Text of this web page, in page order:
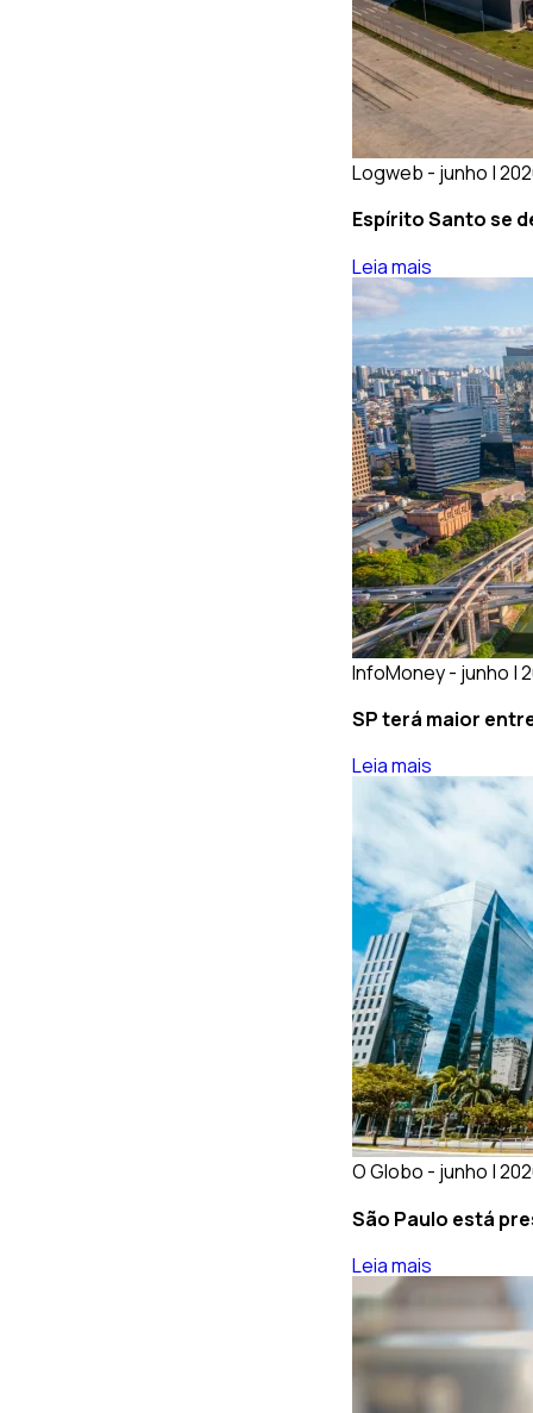
Logweb - junho |
Espírito Santo se
Leia mais
InfoMoney - junho |
SP terá maior
Leia mais
O Globo - junho |
São Paulo está
Leia mais